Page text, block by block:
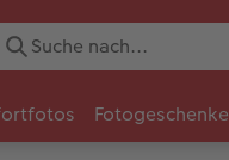
Fotogeschenke